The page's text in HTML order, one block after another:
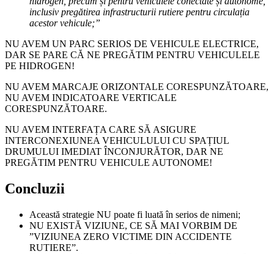
inclusiv pregătirea infrastructurii rutiere pentru circulația
acestor vehicule;”
NU AVEM UN PARC SERIOS DE VEHICULE ELECTRICE,
DAR SE PARE CĂ NE PREGĂTIM PENTRU VEHICULELE
PE HIDROGEN!
NU AVEM MARCAJE ORIZONTALE CORESPUNZĂTOARE,
NU AVEM INDICATOARE VERTICALE
CORESPUNZĂTOARE.
NU AVEM INTERFAȚA CARE SĂ ASIGURE
INTERCONEXIUNEA VEHICULULUI CU SPAȚIUL
DRUMULUI IMEDIAT ÎNCONJURĂTOR, DAR NE
PREGĂTIM PENTRU VEHICULE AUTONOME!
Concluzii
Această strategie NU poate fi luată în serios de nimeni;
NU EXISTĂ VIZIUNE, CE SĂ MAI VORBIM DE
”VIZIUNEA ZERO VICTIME DIN ACCIDENTE
RUTIERE”.